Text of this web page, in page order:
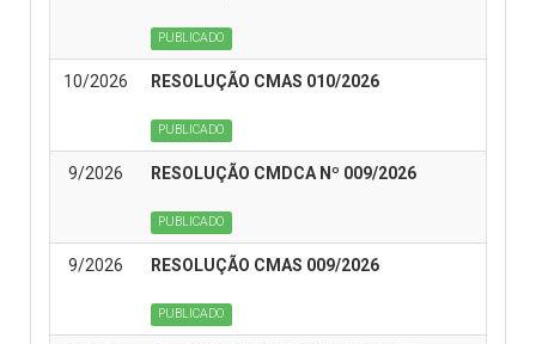
PUBLICADO
10/2026 RESOLUÇÃO CMAS 010/2026
PUBLICADO
9/2026 RESOLUÇÃO CMDCA Nº 009/2026
PUBLICADO
9/2026 RESOLUÇÃO CMAS 009/2026
PUBLICADO